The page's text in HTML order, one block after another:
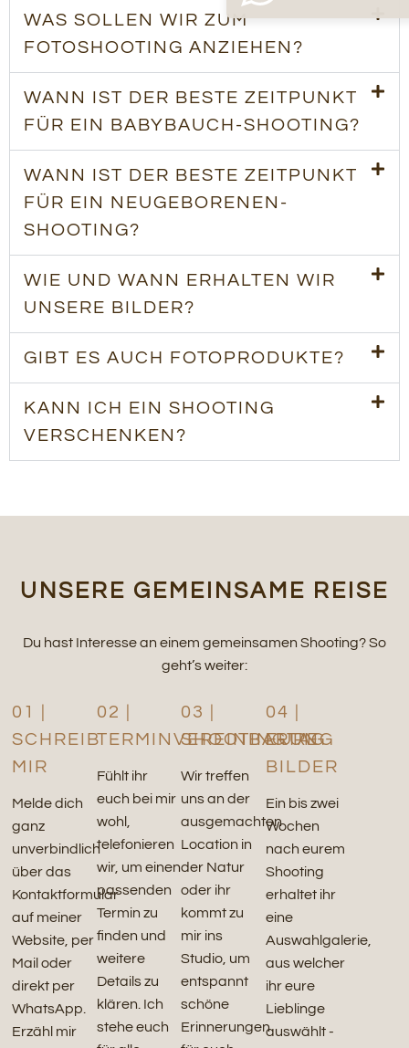
WAS SOLLEN WIR ZUM
FOTOSHOOTING ANZIEHEN?
WANN IST DER BESTE ZEITPUNKT
FÜR EIN BABYBAUCH-SHOOTING?
WANN IST DER BESTE ZEITPUNKT
FÜR EIN NEUGEBORENEN-
SHOOTING?
WIE UND WANN ERHALTEN WIR
UNSERE BILDER?
GIBT ES AUCH FOTOPRODUKTE?
KANN ICH EIN SHOOTING
VERSCHENKEN?
UNSERE GEMEINSAME REISE
Du hast Interesse an einem gemeinsamen Shooting? So
geht’s weiter:
01 |
SCHREIB
MIR
Melde dich
ganz
unverbindlich
über das
Kontaktformular
auf meiner
Website, per
Mail oder
direkt per
WhatsApp.
Erzähl mir
02 |
TERMINVEREINBARUNG
Fühlt ihr
euch bei mir
wohl,
telefonieren
wir, um einen
passenden
Termin zu
finden und
weitere
Details zu
klären. Ich
stehe euch
03 |
SHOOTINGTAG
Wir treffen
uns an der
ausgemachten
Location in
der Natur
oder ihr
kommt zu
mir ins
Studio, um
entspannt
schöne
Erinnerungen
04 |
EURE
BILDER
Ein bis zwei
Wochen
nach eurem
Shooting
erhaltet ihr
eine
Auswahlgalerie,
aus welcher
ihr eure
Lieblinge
auswählt -